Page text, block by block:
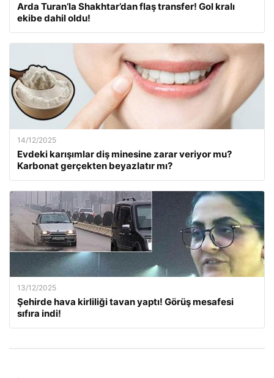
Arda Turan’la Shakhtar’dan flaş transfer! Gol kralı
ekibe dahil oldu!
14/12/2025
Evdeki karışımlar diş minesine zarar veriyor mu?
Karbonat gerçekten beyazlatır mı?
13/12/2025
Şehirde hava kirliliği tavan yaptı! Görüş mesafesi
sıfıra indi!